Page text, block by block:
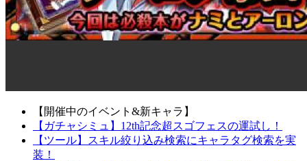
【開催中のイベント&新キャラ】
【ガチャシミュ】12th記念超スゴフェスの運試し！
【ツール】スキル絞り込み検索にキャラタグ検索を実
装！